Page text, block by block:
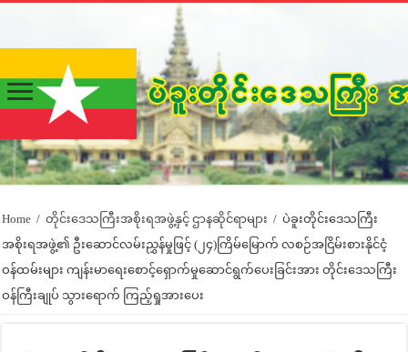
Home / တိုင်းဒေသကြီးအစိုးရအဖွဲ့နှင့် ဌာနဆိုင်ရာများ / ပဲခူးတိုင်းဒေသကြီး
အစိုးရအဖွဲ့၏ ဦးဆောင်လမ်းညွှန်မှုဖြင့် (၂၄)ကြိမ်မြောက် လစဉ်အငြိမ်းစားနိုင်ငံ့
ဝန်ထမ်းများ ကျန်းမာရေးစောင့်ရှောက်မှုဆောင်ရွက်ပေးခြင်းအား တိုင်းဒေသကြီး
ဝန်ကြီးချုပ် သွားရောက် ကြည့်ရှုအားပေး